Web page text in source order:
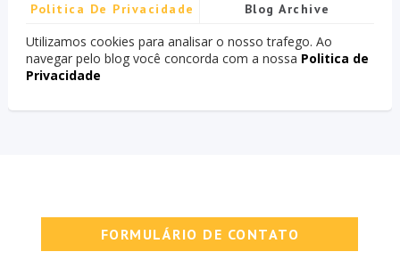
Politica De Privacidade Blog Archive
Utilizamos cookies para analisar o nosso trafego. Ao
navegar pelo blog você concorda com a nossa Politica de
Privacidade
FORMULÁRIO DE CONTATO